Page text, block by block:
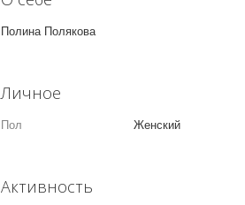
Полина Полякова
Личное
Пол Женский
Активность